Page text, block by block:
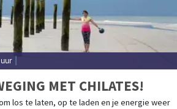
MET CHILATES!
los te laten, op te laden en je energie weer